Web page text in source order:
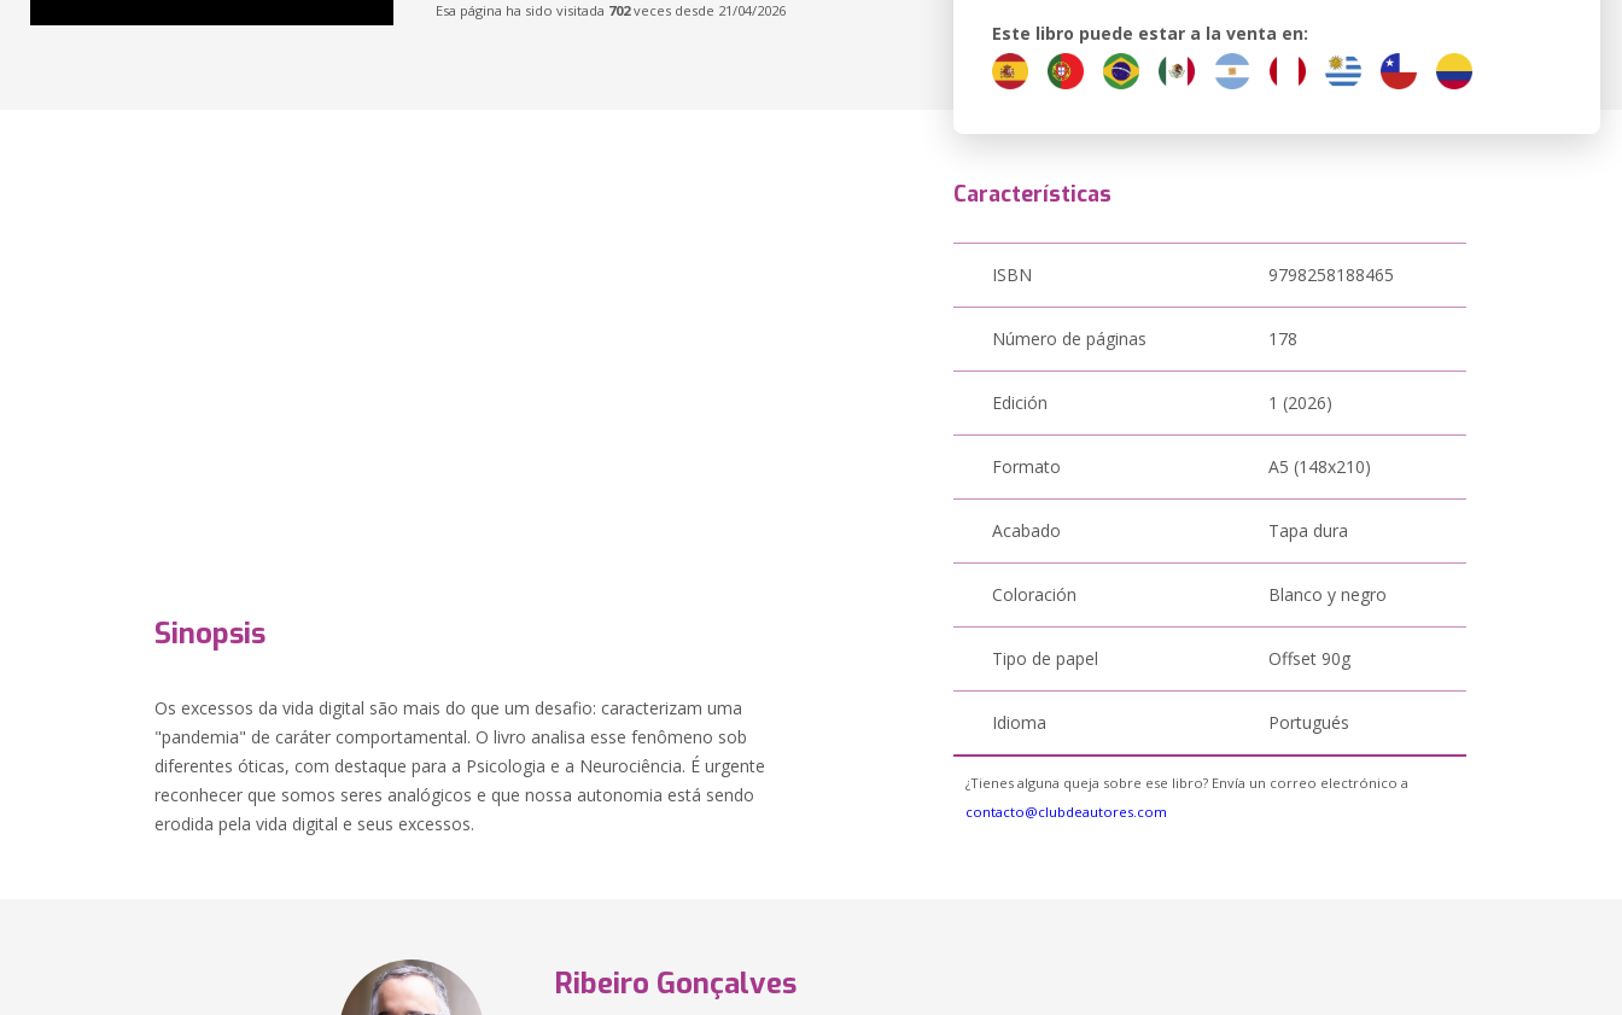
Esa página ha sido visitada 702veces desde 21/04/2026
Este libro puede estar a la venta en:
Sinopsis
Os excessos da vida digital são mais do que um desafio: caracterizam uma
"pandemia" de caráter comportamental. O livro analisa esse fenômeno sob
diferentes óticas, com destaque para a Psicologia e a Neurociência. É urgente
reconhecer que somos seres analógicos e que nossa autonomia está sendo
erodida pela vida digital e seus excessos.
Características
ISBN 9798258188465
Número de páginas 178
Edición 1 (2026)
Formato A5 (148x210)
Acabado Tapa dura
Coloración Blanco y negro
Tipo de papel Offset 90g
Idioma Portugués
¿Tienes alguna queja sobre ese libro? Envía un correo electrónico a
contacto@clubdeautores.com
Ribeiro Gonçalves